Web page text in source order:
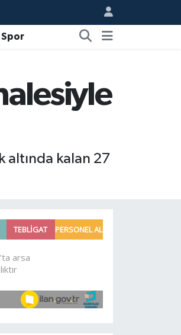
Spor
altında kalan 27